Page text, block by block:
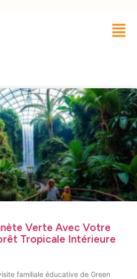
Verte Avec Votre
Tropicale Intérieure
familiale éducative de Green